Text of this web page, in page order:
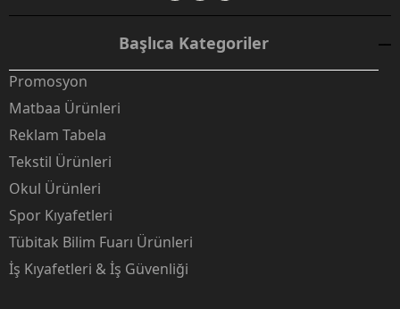
Başlıca Kategoriler
Promosyon
Matbaa Ürünleri
Reklam Tabela
Tekstil Ürünleri
Okul Ürünleri
Spor Kıyafetleri
Tübitak Bilim Fuarı Ürünleri
İş Kıyafetleri & İş Güvenliği